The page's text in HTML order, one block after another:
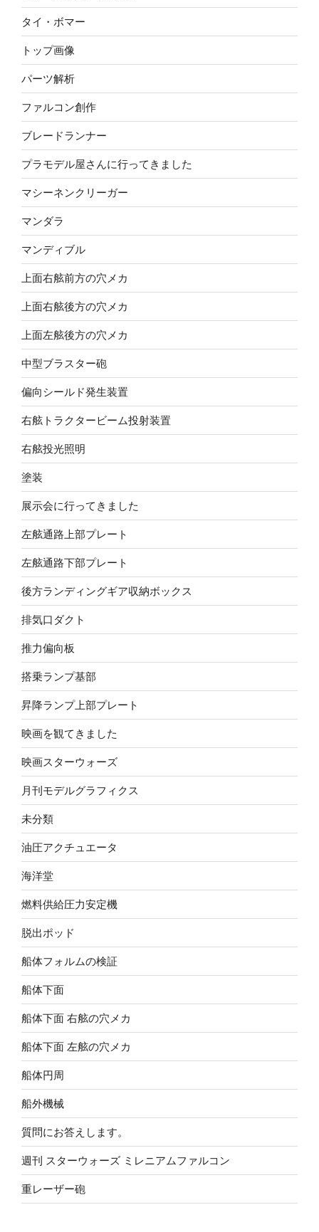
タイ・ボマー
トップ画像
パーツ解析
ファルコン創作
ブレードランナー
プラモデル屋さんに行ってきました
マシーネンクリーガー
マンダラ
マンディブル
上面右舷前方の穴メカ
上面右舷後方の穴メカ
上面左舷後方の穴メカ
中型ブラスター砲
偏向シールド発生装置
右舷トラクタービーム投射装置
右舷投光照明
塗装
展示会に行ってきました
左舷通路上部プレート
左舷通路下部プレート
後方ランディングギア収納ボックス
排気口ダクト
推力偏向板
搭乗ランプ基部
昇降ランプ上部プレート
映画を観てきました
映画スターウォーズ
月刊モデルグラフィクス
未分類
油圧アクチュエータ
海洋堂
燃料供給圧力安定機
脱出ポッド
船体フォルムの検証
船体下面
船体下面 右舷の穴メカ
船体下面 左舷の穴メカ
船体円周
船外機械
質問にお答えします。
週刊 スターウォーズ ミレニアムファルコン
重レーザー砲